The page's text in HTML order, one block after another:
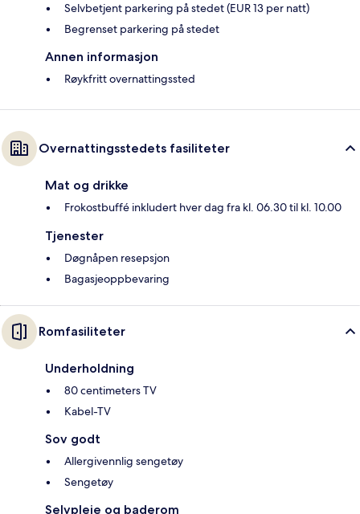
Selvbetjent parkering på stedet (EUR 13 per natt)
Begrenset parkering på stedet
Annen informasjon
Røykfritt overnattingssted
Overnattingsstedets fasiliteter
Mat og drikke
Frokostbuffé inkludert hver dag fra kl. 06.30 til kl. 10.00
Tjenester
Døgnåpen resepsjon
Bagasjeoppbevaring
Romfasiliteter
Underholdning
80 centimeters TV
Kabel-TV
Sov godt
Allergivennlig sengetøy
Sengetøy
Selvpleie og baderom